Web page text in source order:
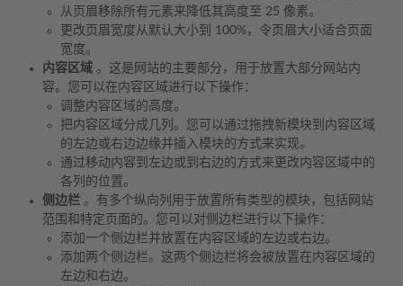
从页眉移除所有元素来降低其高度至 25 像素。
更改页眉宽度从默认大小到 100%，令页眉大小适合页面
宽度。
内容区域 。这是网站的主要部分，用于放置大部分网站内
容。您可以在内容区域进行以下操作：
调整内容区域的高度。
把内容区域分成几列。您可以通过拖拽新模块到内容区域
的左边或右边边缘并插入模块的方式来实现。
通过移动内容到左边或到右边的方式来更改内容区域中的
各列的位置。
侧边栏 。有多个纵向列用于放置所有类型的模块，包括网站
范围和特定页面的。您可以对侧边栏进行以下操作：
添加一个侧边栏并放置在内容区域的左边或右边。
添加两个侧边栏。这两个侧边栏将会被放置在内容区域的
左边和右边。